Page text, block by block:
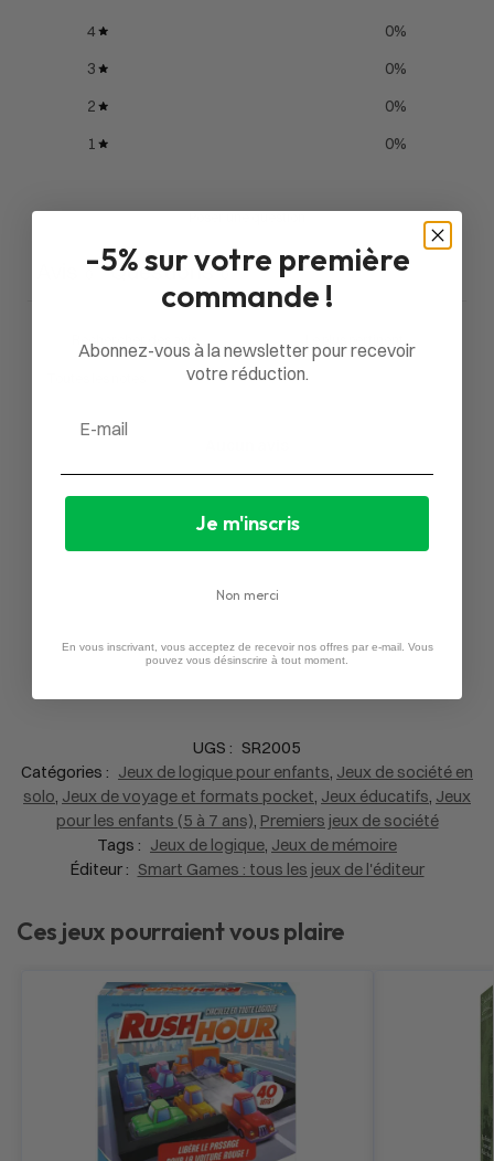
4
0%
3
0%
2
0%
1
0%
Questions 0
UGS : SR2005
Catégories : Jeux de logique pour enfants Jeux de société en
solo Jeux de voyage et formats pocket Jeux éducatifs Jeux
pour les enfants (5 à 7 ans) Premiers jeux de société
Tags : Jeux de logique Jeux de mémoire
Éditeur : Smart Games : tous les jeux de l'éditeur
Ces jeux pourraient vous plaire
-5% sur votre première
commande !
Abonnez-vous à la newsletter pour recevoir
votre réduction.
Je m'inscris
Non merci
En vous inscrivant, vous acceptez de recevoir nos offres par e-mail. Vous
pouvez vous désinscrire à tout moment.